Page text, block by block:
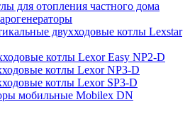
для отопления частного дома
двухходовые котлы Lexstar
котлы Lexor Easy NP2-D
котлы Lexor NP3-D
котлы Lexor SP3-D
мобильные Mobilex DN